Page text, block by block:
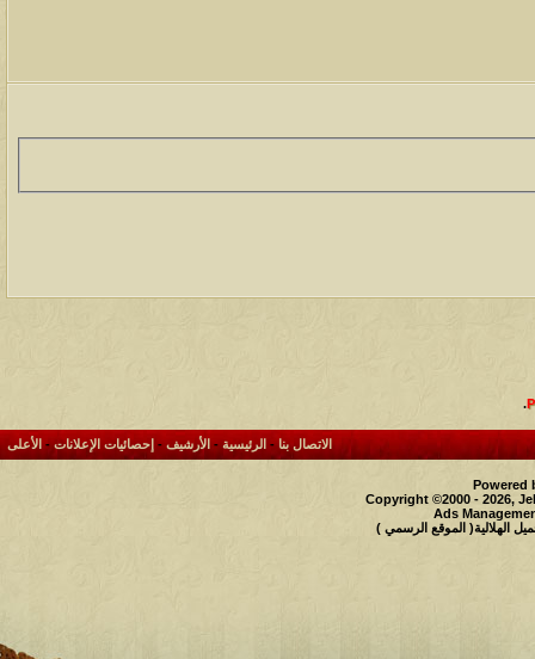
.
الاتصال بنا- الرئيسية- الأرشيف - إحصائيات الإعلانات- الأعلى
Powered
Copyright ©2000 - 2026,
Ads
الهلالية( الموقع الرسمي )